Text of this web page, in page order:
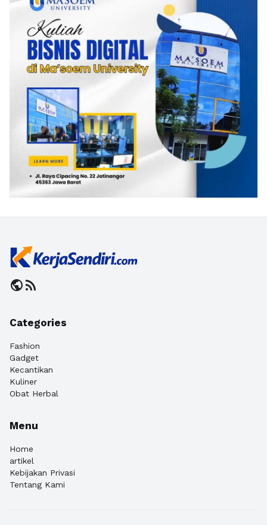
publicrss_feed
Categories
Fashion
Gadget
Kecantikan
Kuliner
Obat Herbal
Menu
Home
artikel
Kebijakan Privasi
Tentang Kami